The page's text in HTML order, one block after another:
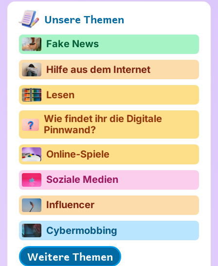
Unsere Themen
Fake News
Hilfe aus dem Internet
Lesen
Wie findet ihr die Digitale
Pinnwand?
Online-Spiele
Soziale Medien
Influencer
Cybermobbing
Weitere Themen